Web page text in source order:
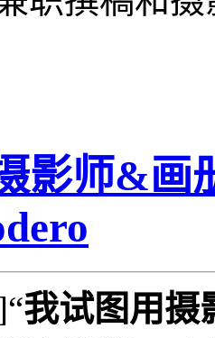
影师&
我试图用摄